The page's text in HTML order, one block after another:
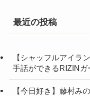
最近の投稿
【シャッフルアイラ
手話ができるRIZINガ
【今日好き】藤村み